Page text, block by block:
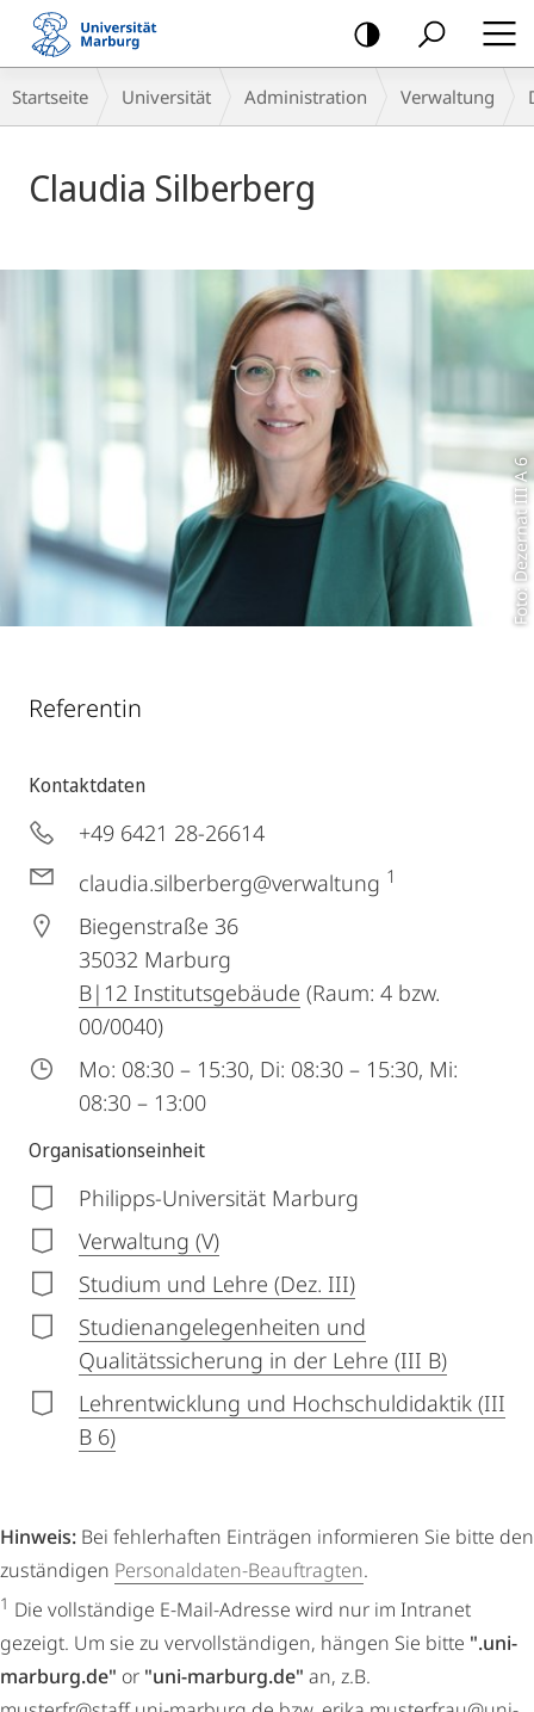
Mobile-
Navigation
Breadcrumb-
Navigation
Startseite Universität Administration Verwaltung
Claudia Silberberg
Foto: Dezernat III A 6
Referentin
Kontaktdaten
+49 6421 28-26614
claudia.silberberg@verwaltung 1
Biegenstraße 36
35032 Marburg
B|12 Institutsgebäude (Raum: 4 bzw.
00/0040)
Mo: 08:30 – 15:30, Di: 08:30 – 15:30, Mi:
08:30 – 13:00
Organisationseinheit
Philipps-Universität Marburg
Verwaltung (V)
Studium und Lehre (Dez. III)
Studienangelegenheiten und
Qualitätssicherung in der Lehre (III B)
Lehrentwicklung und Hochschuldidaktik (III
B 6)
Hinweis: Bei fehlerhaften Einträgen informieren Sie bitte den
zuständigen Personaldaten-Beauftragten.
1 Die vollständige E-Mail-Adresse wird nur im Intranet
gezeigt. Um sie zu vervollständigen, hängen Sie bitte ".uni-
marburg.de" or "uni-marburg.de" an, z.B.